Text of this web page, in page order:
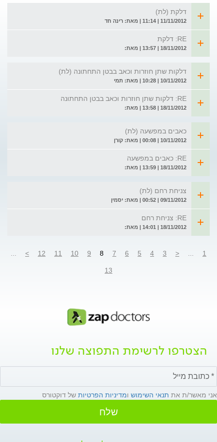
דלקת (לת)
11/11/2012 | 11:14 | מאת: רינה חד
RE: דלקת
18/11/2012 | 13:57 | מאת:
דלקות שתן חוזרות וכאב בבטן התחתונה (לת)
10/11/2012 | 10:28 | מאת: תמי
RE: דלקות שתן חוזרות וכאב בבטן התחתונה
18/11/2012 | 13:58 | מאת:
כאבים במפשעה (לת)
10/11/2012 | 00:08 | מאת: קורן
RE: כאבים במפשעה
18/11/2012 | 13:59 | מאת:
צניחת רחם (לת)
09/11/2012 | 00:52 | מאת: יסמין
RE: צניחת רחם
18/11/2012 | 14:01 | מאת:
1
<
3
4
5
6
7
8
9
10
11
12
>
13
הצטרפו לרשימת התפוצה שלנו
אני מאשר/ת את תנאי השימוש ומדיניות הפרטיות של דוקטורס
שלח